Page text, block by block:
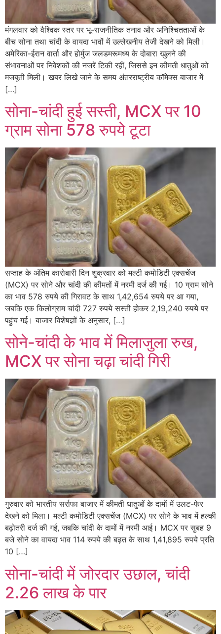
मंगलवार को वैश्विक स्तर पर भू-राजनीतिक तनाव और अनिश्चितताओं के
बीच सोना तथा चांदी के वायदा भावों में उल्लेखनीय तेजी देखने को मिली।
अमेरिका-ईरान वार्ता और होर्मुज जलडमरूमध्य के दोबारा खुलने की
संभावनाओं पर निवेशकों की नजरें टिकी रहीं, जिससे इन कीमती धातुओं को
मजबूती मिली। खबर लिखे जाने के समय अंतरराष्ट्रीय कॉमेक्स बाजार में
[…]
सोना-चांदी हुई सस्ती, MCX पर 10
ग्राम सोना 578 रुपये टूटा
सप्ताह के अंतिम कारोबारी दिन शुक्रवार को मल्टी कमोडिटी एक्सचेंज
(MCX) पर सोने और चांदी की कीमतों में नरमी दर्ज की गई। 10 ग्राम सोने
का भाव 578 रुपये की गिरावट के साथ 1,42,654 रुपये पर आ गया,
जबकि एक किलोग्राम चांदी 727 रुपये सस्ती होकर 2,19,240 रुपये पर
पहुंच गई। बाजार विशेषज्ञों के अनुसार, […]
सोने-चांदी के भाव में मिलाजुला रुख,
MCX पर सोना चढ़ा चांदी गिरी
गुरुवार को भारतीय सर्राफा बाजार में कीमती धातुओं के दामों में उलट-फेर
देखने को मिला। मल्टी कमोडिटी एक्सचेंज (MCX) पर सोने के भाव में हल्की
बढ़ोतरी दर्ज की गई, जबकि चांदी के दामों में नरमी आई। MCX पर सुबह 9
बजे सोने का वायदा भाव 114 रुपये की बढ़त के साथ 1,41,895 रुपये प्रति
10 […]
सोना-चांदी में जोरदार उछाल, चांदी
2.26 लाख के पार